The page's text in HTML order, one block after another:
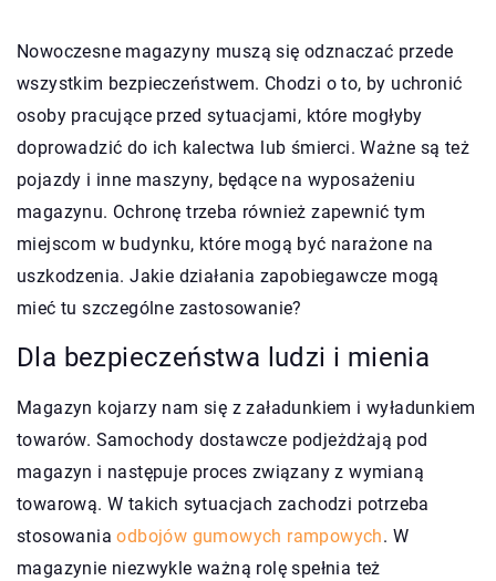
Nowoczesne magazyny muszą się odznaczać przede
wszystkim bezpieczeństwem. Chodzi o to, by uchronić
osoby pracujące przed sytuacjami, które mogłyby
doprowadzić do ich kalectwa lub śmierci. Ważne są też
pojazdy i inne maszyny, będące na wyposażeniu
magazynu. Ochronę trzeba również zapewnić tym
miejscom w budynku, które mogą być narażone na
uszkodzenia. Jakie działania zapobiegawcze mogą
mieć tu szczególne zastosowanie?
Dla bezpieczeństwa ludzi i mienia
Magazyn kojarzy nam się z załadunkiem i wyładunkiem
towarów. Samochody dostawcze podjeżdżają pod
magazyn i następuje proces związany z wymianą
towarową. W takich sytuacjach zachodzi potrzeba
stosowaniaodbojów gumowych rampowych. W
magazynie niezwykle ważną rolę spełnia też